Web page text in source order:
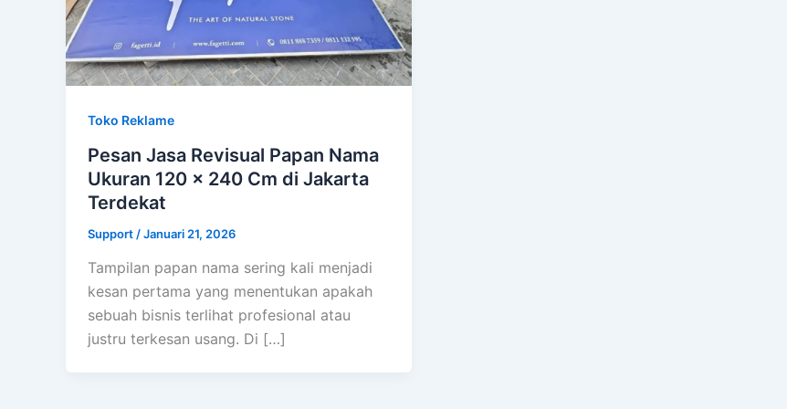
Toko Reklame
Pesan Jasa Revisual Papan Nama
Ukuran 120 x 240 Cm di Jakarta
Terdekat
Support /Januari 21, 2026
Tampilan papan nama sering kali menjadi
kesan pertama yang menentukan apakah
sebuah bisnis terlihat profesional atau
justru terkesan usang. Di […]